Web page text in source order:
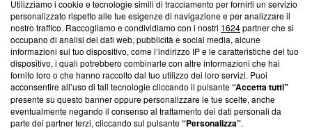
Questa sezione offre informazioni trasparenti su Blasting
News, sui nostri processi editoriali e su come ci impegniamo a
creare news di qualità. Inoltre, afferma la nostra aderenza a
‘Trust Project - News with Integrity’Blasting News non è
ancora membro del programma, ma ha richiesto di farne
parte; Trust Project non ha ancora effettuato una verifica di
conformità agli standard.
Su di noi
Utilizziamo i cookie e tecnologie simili di tracciamento per fornirti un servizio
personalizzato rispetto alle tue esigenze di navigazione e per analizzare il
nostro traffico. Raccogliamo e condividiamo con i nostri 1624partner che si
occupano di analisi dei dati web, pubblicità e social media, alcune
informazioni sul tuo dispositivo, come l’indirizzo IP e le caratteristiche del tuo
dispositivo, i quali potrebbero combinarle con altre informazioni che hai
fornito loro o che hanno raccolto dal tuo utilizzo dei loro servizi. Puoi
acconsentire all’uso di tali tecnologie cliccando il pulsante“Accetta tutti”
presente su questo banner oppure personalizzare le tue scelte, anche
eventualmente negando il consenso al trattamento dei dati personali da
parte dei partner terzi, cliccando sul pulsante“Personalizza”.